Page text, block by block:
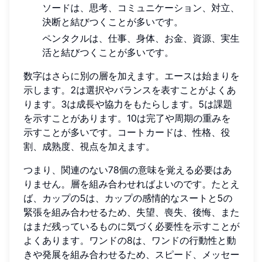
ソードは、思考、コミュニケーション、対立、
決断と結びつくことが多いです。
ペンタクルは、仕事、身体、お金、資源、実生
活と結びつくことが多いです。
数字はさらに別の層を加えます。エースは始まりを
示します。2は選択やバランスを表すことがよくあ
ります。3は成長や協力をもたらします。5は課題
を示すことがあります。10は完了や周期の重みを
示すことが多いです。コートカードは、性格、役
割、成熟度、視点を加えます。
つまり、関連のない78個の意味を覚える必要はあ
りません。層を組み合わせればよいのです。たとえ
ば、カップの5は、カップの感情的なスートと5の
緊張を組み合わせるため、失望、喪失、後悔、また
はまだ残っているものに気づく必要性を示すことが
よくあります。ワンドの8は、ワンドの行動性と動
きや発展を組み合わせるため、スピード、メッセー